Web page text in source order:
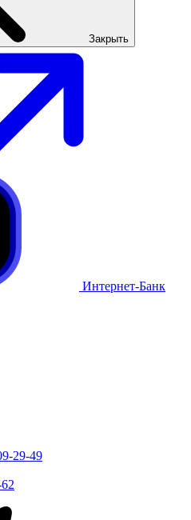
Закрыть
Интернет-Банк
29-49